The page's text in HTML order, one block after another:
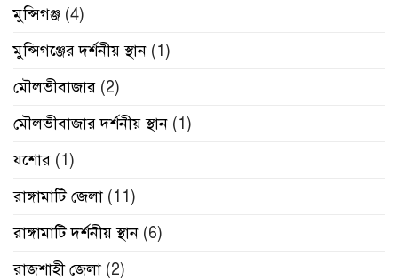
মুন্সিগঞ্জ (4)
মুন্সিগঞ্জের দর্শনীয় স্থান (1)
মৌলভীবাজার (2)
মৌলভীবাজার দর্শনীয় স্থান (1)
যশোর (1)
রাঙ্গামাটি জেলা (11)
রাঙ্গামাটি দর্শনীয় স্থান (6)
রাজশাহী জেলা (2)